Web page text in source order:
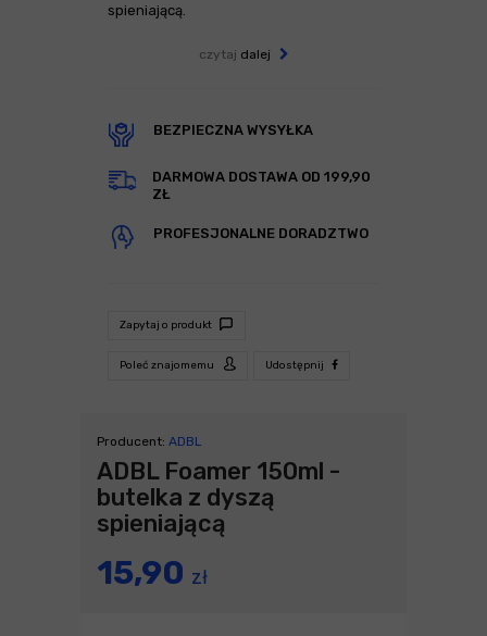
spieniającą.
czytaj dalej
BEZPIECZNA WYSYŁKA
DARMOWA DOSTAWA OD 199,90
ZŁ
PROFESJONALNE DORADZTWO
Zapytaj o produkt
Poleć znajomemu Udostępnij
Producent: ADBL
ADBL Foamer 150ml -
butelka z dyszą
spieniającą
15,90 zł